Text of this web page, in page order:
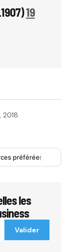
19
2018
préférées
les
Valider